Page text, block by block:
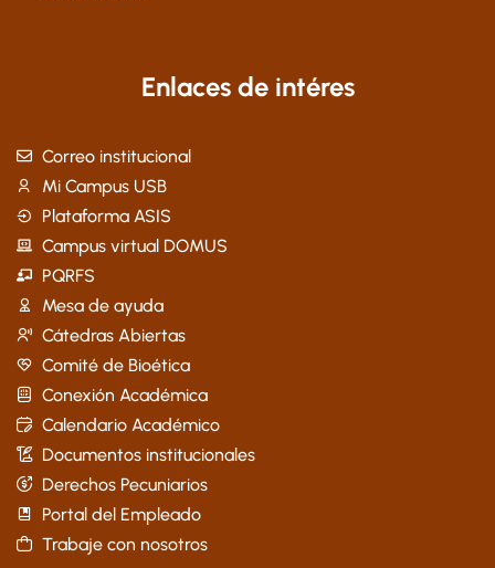
Enlaces de intéres
Correo institucional
Mi Campus USB
Plataforma ASIS
Campus virtual DOMUS
PQRFS
Mesa de ayuda
Cátedras Abiertas
Comité de Bioética
Conexión Académica
Calendario Académico
Documentos institucionales
Derechos Pecuniarios
Portal del Empleado
Trabaje con nosotros